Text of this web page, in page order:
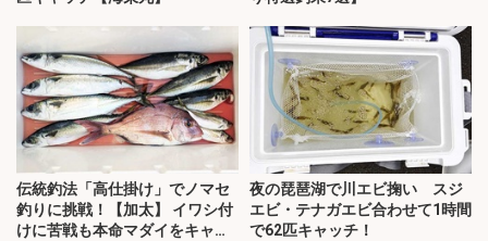
伝統釣法「高仕掛け」でノマセ
釣りに挑戦！【加太】 イワシ付
けに苦戦も本命マダイをキャッ
夜の琵琶湖で川エビ掬い スジ
エビ・テナガエビ合わせて1時間
で62匹キャッチ！